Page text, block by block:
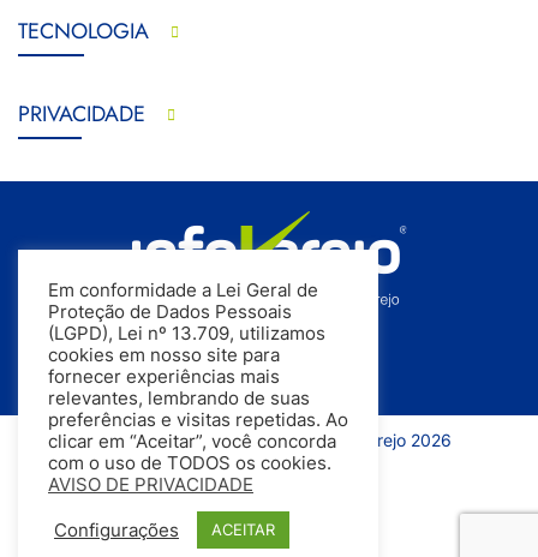
TECNOLOGIA
PRIVACIDADE
Todos os direitos reservados | InfoVarejo 2026
Em conformidade a Lei Geral de
Proteção de Dados Pessoais
(LGPD), Lei nº 13.709, utilizamos
cookies em nosso site para
fornecer experiências mais
relevantes, lembrando de suas
preferências e visitas repetidas. Ao
clicar em “Aceitar”, você concorda
com o uso de TODOS os cookies.
AVISO DE PRIVACIDADE
Configurações ACEITAR